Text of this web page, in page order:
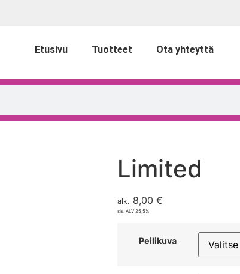
Etusivu Tuotteet Ota yhteyttä
Limited
alk. 8,00€
sis. ALV 25,5%
Peilikuva